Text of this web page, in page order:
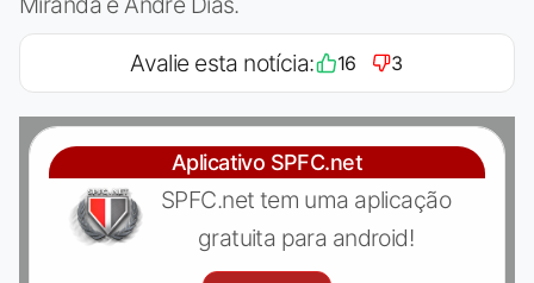
Avalie esta notícia: 16 3
Aplicativo SPFC.net
SPFC.net tem uma aplicação
gratuita para android!